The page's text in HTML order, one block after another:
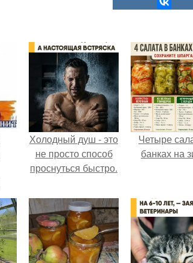
Холодный душ - это
не просто способ
проснуться быстро.
Четыре
банках на